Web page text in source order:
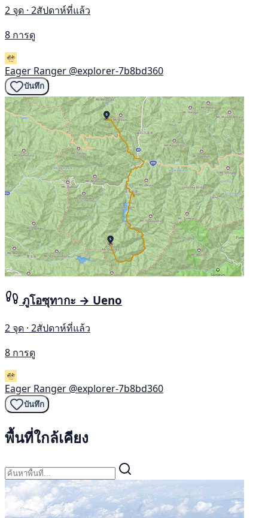
2 จุด · 2สัปดาห์ที่แล้ว
8 การดู
Eager Ranger @explorer-7b8bd360
บันทึก
ภูโอซุทากะ → Ueno
2 จุด · 2สัปดาห์ที่แล้ว
8 การดู
Eager Ranger @explorer-7b8bd360
บันทึก
พื้นที่ใกล้เคียง